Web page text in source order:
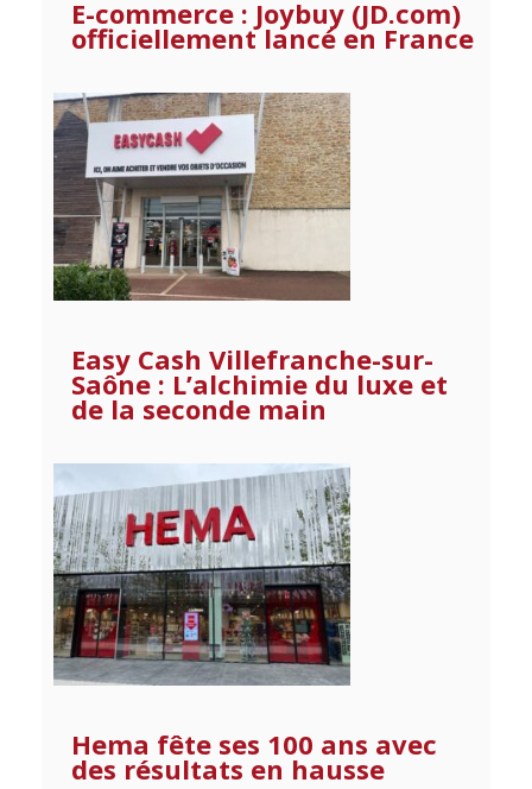
E-commerce : Joybuy (JD.com)
officiellement lancé en France
Easy Cash Villefranche-sur-
Saône : L’alchimie du luxe et
de la seconde main
Hema fête ses 100 ans avec
des résultats en hausse